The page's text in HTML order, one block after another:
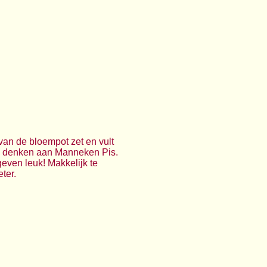
de bloempot zet en vult
aan Manneken Pis.
leuk! Makkelijk te